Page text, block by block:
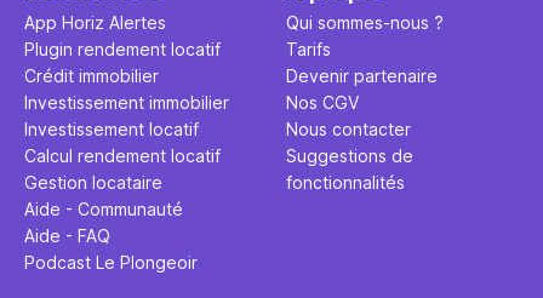
App Horiz Alertes
Plugin rendement locatif
Crédit immobilier
Investissement immobilier
Investissement locatif
Calcul rendement locatif
Gestion locataire
Aide - Communauté
Aide - FAQ
Podcast Le Plongeoir
Qui sommes-nous ?
Tarifs
Devenir partenaire
Nos CGV
Nous contacter
Suggestions de
fonctionnalités